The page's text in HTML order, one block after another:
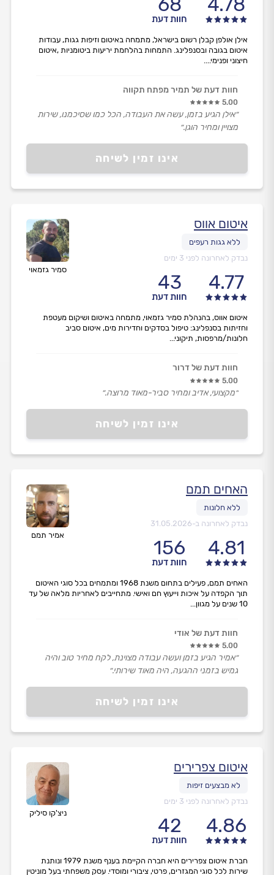
חוות דעת
אינו זמין לשיחה
אילן אולפן קבלן רשום בישראל, מתמחה באיטום וזיפות גגות, עבודות
איטום בגובה ובסנפלינג. התמחות בהלחמת יריעות ביטומניות ,איטום
חיצוני ופנימי....
חוות דעת של תמיר מפתח תקווה
5.00
״אילן הגיע בזמן, עשה את העבודה, הכל כמו שסיכמנו, שירות
מצויין ומחיר הוגן.״
סמיר גזמאוי
איטום אווס
נבדק לאחרונה לפני 3 ימים
4.77
43
חוות דעת
אינו זמין לשיחה
איטום אווס, בהנהלת סמיר גזמאוי, מתמחה באיטום ושיקום מעטפת
וחזיתות בסנפלינג: טיפול בסדקים וחדירות מים, איטום סביב
חלונות/מרפסות, תיקוני...
חוות דעת של דרור
5.00
״מקצועי, אדיב ומחיר סביר-מאוד מרוצה.״
אמיר תמם
האחים תמם
נבדק לאחרונה ב-31.05.2026
4.81
156
חוות דעת
אינו זמין לשיחה
האחים תמם, פעילים בתחום משנת 1968 ומתמחים בכל סוגי האיטום
תוך הקפדה על איכות וייעוץ חם ואישי. מתחייבים לאחריות מלאה של עד
10 שנים על מגוון...
חוות דעת של אודי
5.00
״אמיר הגיע בזמן ועשה עבודה מצוינת, לקח מחיר טוב והיה
גמיש בזמני ההגעה, היה מאוד שירותי.״
ניצ'קו סיליק
איטום צפרירים
נבדק לאחרונה לפני 3 ימים
4.86
42
חוות דעת
חברת איטום צפרירים היא חברה הקיימת בענף משנת 1979 ונותנת
שירות לכל סוגי המגזרים, פרטי, ציבורי ומוסדי. עסק משפחתי בעל מוניטין